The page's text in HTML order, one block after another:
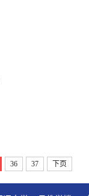
36 37 下页